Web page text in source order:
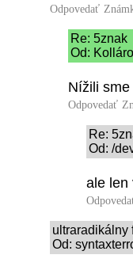
Odpovedať
Re: 5znak
Od:
Nížili
Odpovedať
Re:
Od: /
ale len
ultraradikálny
Od: